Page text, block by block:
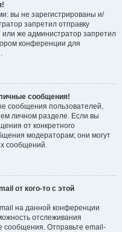
вы не зарегистрированы и/
запретил отправку
же администратор запретил
конференции для
сообщения!
сообщения пользователей,
личном разделе. Если вы
от конкретного
модераторам; они могут
сообщений.
от кого-то с этой
на данной конференции
отслеживания
сообщения. Отправьте email-